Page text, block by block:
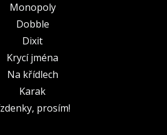
Monopoly
Dobble
Dixit
Krycí jména
Na křídlech
Karak
prosím!